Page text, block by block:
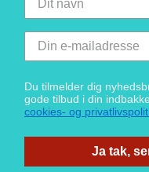
Du tilmelder dig
gode tilbud i din
cookies- og
Ja tak,